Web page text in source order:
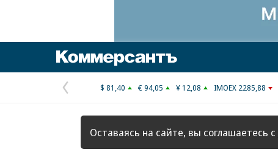
Предыдущая
страница
$ 81,40 € 94,05 ¥ 12,08 IMOEX 2285,88
Оставаясь на сайте, вы соглашаетесь с